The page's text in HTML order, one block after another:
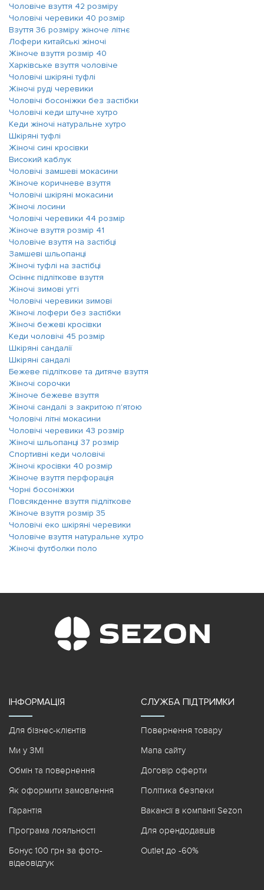
Чоловіче взуття 42 розміру
Чоловічі черевики 40 розмір
Взуття 36 розміру жіноче літнє
Лофери китайські жіночі
Жіноче взуття розмір 40
Харківське взуття чоловіче
Чоловічі шкіряні туфлі
Жіночі руді черевики
Чоловічі босоніжки без застібки
Чоловічі кеди штучне хутро
Кеди жіночі натуральне хутро
Шкіряні туфлі
Жіночі сині кросівки
Високий каблук
Чоловічі замшеві мокасини
Жіноче коричневе взуття
Чоловічі шкіряні мокасини
Жіночі лосини
Чоловічі черевики 44 розмір
Жіноче взуття розмір 41
Чоловіче взуття на застібці
Замшеві шльопанці
Жіночі туфлі на застібці
Осіннє підліткове взуття
Жіночі зимові уггі
Чоловічі черевики зимові
Жіночі лофери без застібки
Жіночі бежеві кросівки
Кеди чоловічі 45 розмір
Шкіряні сандалії
Шкіряні сандалі
Бежеве підліткове та дитяче взуття
Жіночі сорочки
Жіноче бежеве взуття
Жіночі сандалі з закритою п'ятою
Чоловічі літні мокасини
Чоловічі черевики 43 розмір
Жіночі шльопанці 37 розмір
Спортивні кеди чоловічі
Жіночі кросівки 40 розмір
Жіноче взуття перфорація
Чорні босоніжки
Повсякденне взуття підліткове
Жіноче взуття розмір 35
Чоловічі еко шкіряні черевики
Чоловіче взуття натуральне хутро
Жіночі футболки поло
ІНФОРМАЦІЯ
Для бізнес-клієнтів
Ми у ЗМІ
Обмін та повернення
Як оформити замовлення
Гарантія
Програма лояльності
Бонус 100 грн за фото-
відеовідгук
СЛУЖБА ПІДТРИМКИ
Повернення товару
Мапа сайту
Договір оферти
Політика безпеки
Вакансії в компанії Sezon
Для орендодавців
Outlet до -60%